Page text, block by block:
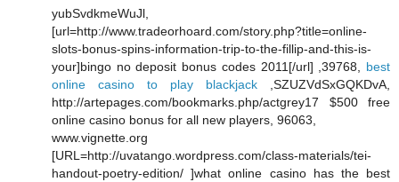
yubSvdkmeWuJl,
[url=http://www.tradeorhoard.com/story.php?title=online-
slots-bonus-spins-information-trip-to-the-fillip-and-this-is-
your]bingo no deposit bonus codes 2011[/url] ,39768, best
online casino to play blackjack ,SZUZVdSxGQKDvA,
http://artepages.com/bookmarks.php/actgrey17 $500 free
online casino bonus for all new players, 96063,
www.vignette.org
[URL=http://uvatango.wordpress.com/class-materials/tei-
handout-poetry-edition/ ]what online casino has the best